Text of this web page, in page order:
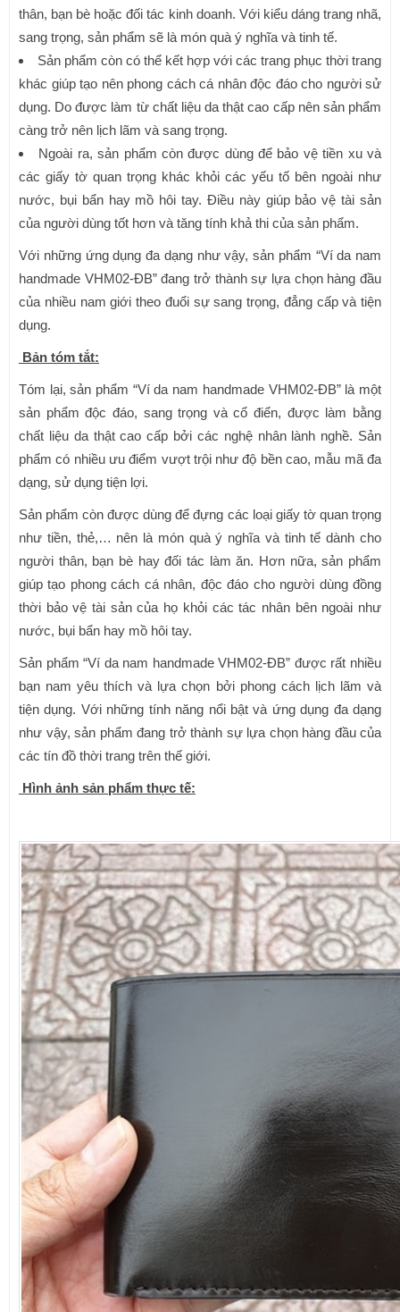
thân, bạn bè hoặc đối tác kinh doanh. Với kiểu dáng trang nhã,
sang trọng, sản phẩm sẽ là món quà ý nghĩa và tinh tế.
Sản phẩm còn có thể kết hợp với các trang phục thời trang
khác giúp tạo nên phong cách cá nhân độc đáo cho người sử
dụng. Do được làm từ chất liệu da thật cao cấp nên sản phẩm
càng trở nên lịch lãm và sang trọng.
Ngoài ra, sản phẩm còn được dùng để bảo vệ tiền xu và
các giấy tờ quan trọng khác khỏi các yếu tố bên ngoài như
nước, bụi bẩn hay mồ hôi tay. Điều này giúp bảo vệ tài sản
của người dùng tốt hơn và tăng tính khả thi của sản phẩm.
Với những ứng dụng đa dạng như vậy, sản phẩm “Ví da nam
handmade VHM02-ĐB” đang trở thành sự lựa chọn hàng đầu
của nhiều nam giới theo đuổi sự sang trọng, đẳng cấp và tiện
dụng.
Bản tóm tắt:
Tóm lại, sản phẩm “Ví da nam handmade VHM02-ĐB” là một
sản phẩm độc đáo, sang trọng và cổ điển, được làm bằng
chất liệu da thật cao cấp bởi các nghệ nhân lành nghề. Sản
phẩm có nhiều ưu điểm vượt trội như độ bền cao, mẫu mã đa
dạng, sử dụng tiện lợi.
Sản phẩm còn được dùng để đựng các loại giấy tờ quan trọng
như tiền, thẻ,… nên là món quà ý nghĩa và tinh tế dành cho
người thân, bạn bè hay đối tác làm ăn. Hơn nữa, sản phẩm
giúp tạo phong cách cá nhân, độc đáo cho người dùng đồng
thời bảo vệ tài sản của họ khỏi các tác nhân bên ngoài như
nước, bụi bẩn hay mồ hôi tay.
Sản phẩm “Ví da nam handmade VHM02-ĐB” được rất nhiều
bạn nam yêu thích và lựa chọn bởi phong cách lịch lãm và
tiện dụng. Với những tính năng nổi bật và ứng dụng đa dạng
như vậy, sản phẩm đang trở thành sự lựa chọn hàng đầu của
các tín đồ thời trang trên thế giới.
Hình ảnh sản phẩm thực tế: